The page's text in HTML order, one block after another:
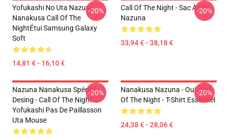
Yofukashi No Uta Nazuna
Nanakusa Call Of The
NightÉtui Samsung Galaxy
Soft
14,81 € - 16,10 €
-20%
Call Of The Night - Sac À Dos
Nazuna
33,94 € - 38,18 €
-20%
Nazuna Nanakusa Spécial
Desing - Call Of The Night -
Yofukashi Pas De Paillasson
Uta Mouse
-20%
Nanakusa Nazuna - Oui. Call
Of The Night - T-Shirt Essentiel
24,38 € - 28,06 €
-20%